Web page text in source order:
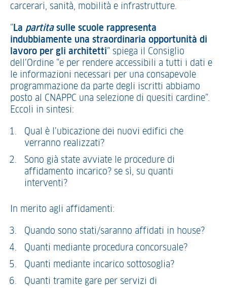
carcerari, sanità, mobilità e infrastrutture.
“La partitasulle scuole rappresenta
indubbiamente una straordinaria opportunità di
lavoro per gli architetti” spiega il Consiglio
dell’Ordine “e per rendere accessibili a tutti i dati e
le informazioni necessari per una consapevole
programmazione da parte degli iscritti abbiamo
posto al CNAPPC una selezione di quesiti cardine”.
Eccoli in sintesi:
Qual è l’ubicazione dei nuovi edifici che
verranno realizzati?
Sono già state avviate le procedure di
affidamento incarico? se sì, su quanti
interventi?
In merito agli affidamenti:
Quando sono stati/saranno affidati in house?
Quanti mediante procedura concorsuale?
Quanti mediante incarico sottosoglia?
Quanti tramite gare per servizi di